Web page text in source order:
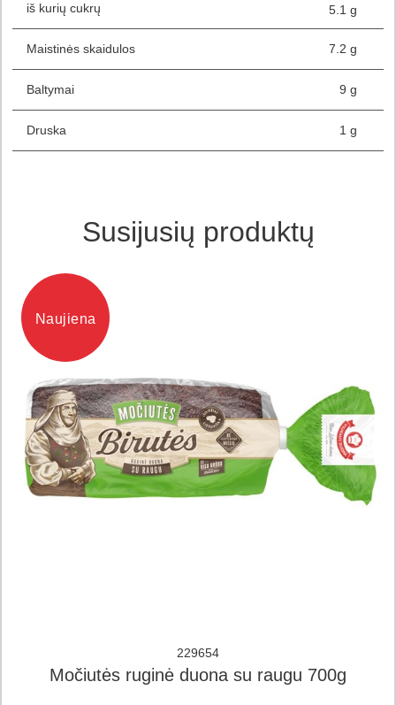
iš kurių cukrų
5.1 g
Maistinės skaidulos 7.2 g
Baltymai 9 g
Druska 1 g
Susijusių produktų
Naujiena
229654
Močiutės ruginė duona su raugu 700g